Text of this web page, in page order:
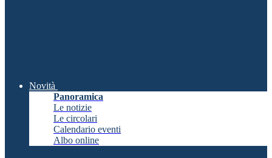
Novità
Panoramica
Le notizie
Le circolari
Calendario eventi
Albo online